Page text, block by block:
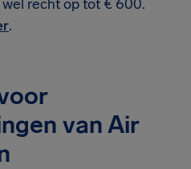
recht op tot € 600.
.
van Air